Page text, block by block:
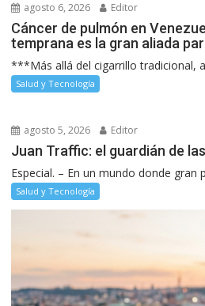
agosto 6, 2026 Editor
Cáncer de pulmón en
temprana es la gran aliada
***Más allá del cigarrillo tradicional,
Salud y Tecnología
agosto 5, 2026 Editor
Juan Traffic: el guardián de
Especial. – En un mundo donde gran
Salud y Tecnología